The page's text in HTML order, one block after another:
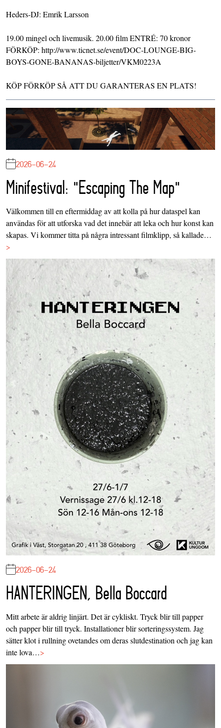
Heders-DJ: Emrik Larsson
19.00 mingel och livemusik. 20.00 film ENTRÉ: 70 kronor
FÖRKÖP: http://www.ticnet.se/event/DOC-LOUNGE-BIG-
BOYS-GONE-BANANAS-biljetter/VKM0223A
KÖP FÖRKÖP SÅ ATT DU GARANTERAS EN PLATS!
2026-06-24
Minifestival: "Escaping The Map"
Välkommen till en eftermiddag av att kolla på hur dataspel kan
användas för att utforska vad det innebär att leka och hur konst kan
skapas. Vi kommer titta på några intressant filmklipp, så kallade…
>
2026-06-24
HANTERINGEN, Bella Boccard
Mitt arbete är aldrig linjärt. Det är cykliskt. Tryck blir till papper
och papper blir till tryck. Installationer blir sorteringssystem. Jag
sätter klot i rullning ovetandes om deras slutdestination och jag kan
inte lova…>